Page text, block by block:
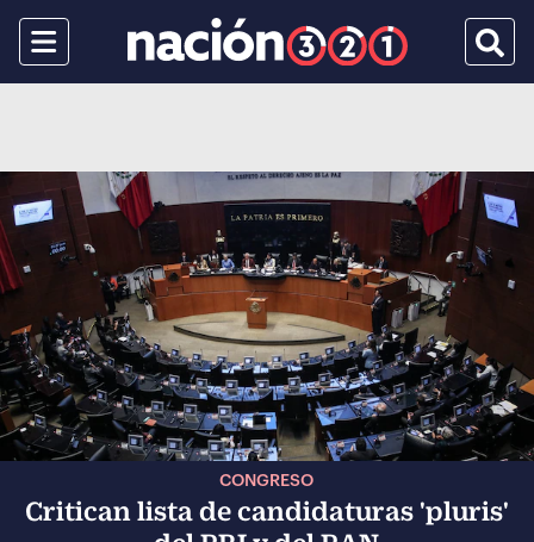
Menu
CONGRESO
Critican lista de candidaturas 'pluris'